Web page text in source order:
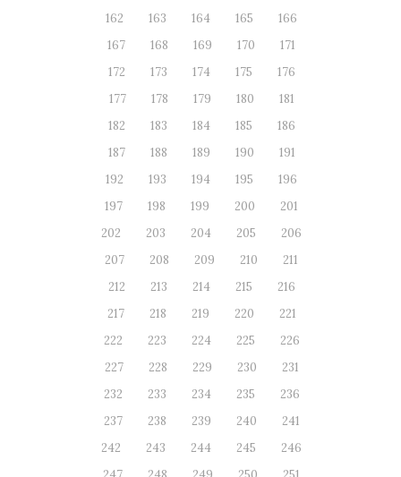
162
163 164 165
166
167
168 169 170
171
172
173 174 175
176
177
178 179 180
181
182
183 184 185
186
187
188 189 190
191
192
193 194 195
196
197
198 199 200
201
202
203 204 205
206
207
208 209 210
211
212
213 214 215
216
217
218 219 220
221
222
223 224 225
226
227
228 229 230
231
232
233 234 235
236
237
238 239 240
241
242
243 244 245
246